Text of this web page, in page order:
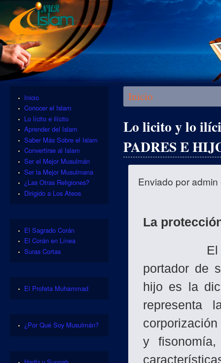
Se encuentra usted aquí
Inicio
Lo licito y lo
PADRES E
Enviado poradmin
La
El hijo es
portador de
hijo es la
representa
y
Inicio
Conocer el Islam
Lo lícito e ilícito
Aprender del Islam
Saber Más Sobre el Islam
Convertirse al Islam
Ser el Mejor Musulmán
Ser la Mejor Musulmana
¿Las Otras Religiones?
Dirigido a Los Ateos
El Sagrado Corán
El Corán en Línea
Suras Cortas
El Profeta Muhammad
¿Por Qué Soy Musulmán?